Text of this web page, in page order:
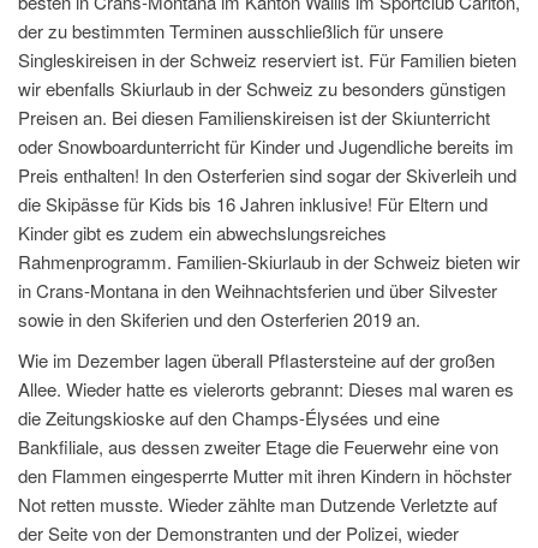
der zu bestimmten Terminen ausschließlich für unsere
Singleskireisen in der Schweiz reserviert ist. Für Familien bieten
wir ebenfalls Skiurlaub in der Schweiz zu besonders günstigen
Preisen an. Bei diesen Familienskireisen ist der Skiunterricht
oder Snowboardunterricht für Kinder und Jugendliche bereits im
Preis enthalten! In den Osterferien sind sogar der Skiverleih und
die Skipässe für Kids bis 16 Jahren inklusive! Für Eltern und
Kinder gibt es zudem ein abwechslungsreiches
Rahmenprogramm. Familien-Skiurlaub in der Schweiz bieten wir
in Crans-Montana in den Weihnachtsferien und über Silvester
sowie in den Skiferien und den Osterferien 2019 an.
Wie im Dezember lagen überall Pflastersteine auf der großen
Allee. Wieder hatte es vielerorts gebrannt: Dieses mal waren es
die Zeitungskioske auf den Champs-Élysées und eine
Bankfiliale, aus dessen zweiter Etage die Feuerwehr eine von
den Flammen eingesperrte Mutter mit ihren Kindern in höchster
Not retten musste. Wieder zählte man Dutzende Verletzte auf
der Seite von der Demonstranten und der Polizei, wieder